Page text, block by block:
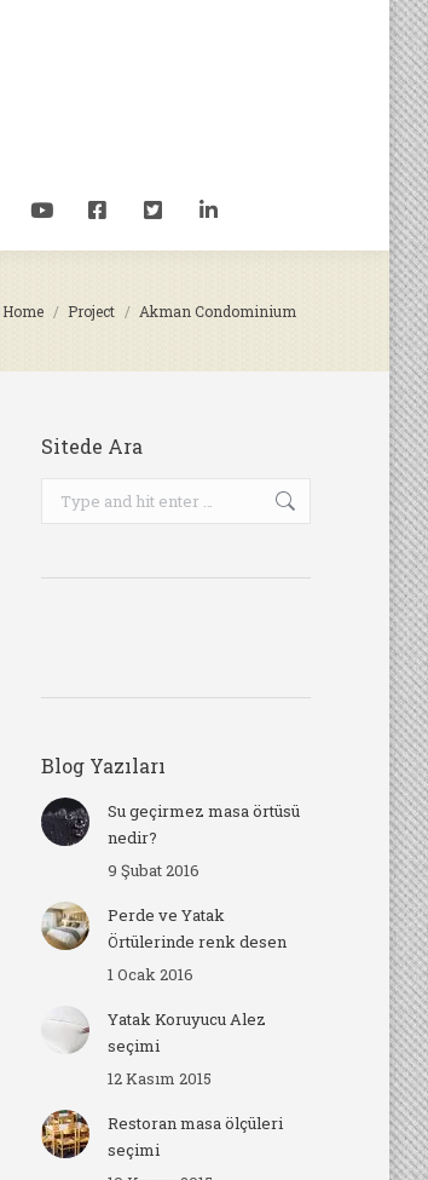
You are here:
Home Project Akman Condominium
Sitede Ara
Blog Yazıları
Su geçirmez masa örtüsü
nedir?
9 Şubat 2016
Perde ve Yatak
Örtülerinde renk desen
1 Ocak 2016
Yatak Koruyucu Alez
seçimi
12 Kasım 2015
Restoran masa ölçüleri
seçimi